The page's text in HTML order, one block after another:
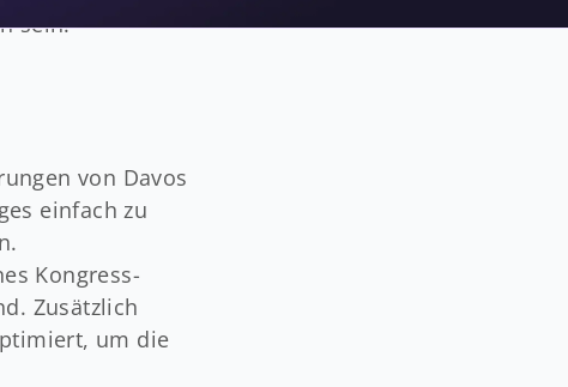
sein.
von Davos
einfach zu
Kongress-
Zusätzlich
um die